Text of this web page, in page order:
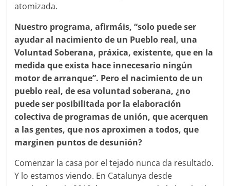
atomizada.
Nuestro programa, afirmáis, “solo puede ser
ayudar al nacimiento de un Pueblo real, una
Voluntad Soberana, práxica, existente, que en la
medida que exista hace innecesario ningún
motor de arranque”. Pero el nacimiento de un
pueblo real, de esa voluntad soberana, ¿no
puede ser posibilitada por la elaboración
colectiva de programas de unión, que acerquen
a las gentes, que nos aproximen a todos, que
marginen puntos de desunión?
Comenzar la casa por el tejado nunca da resultado.
Y lo estamos viendo. En Catalunya desde